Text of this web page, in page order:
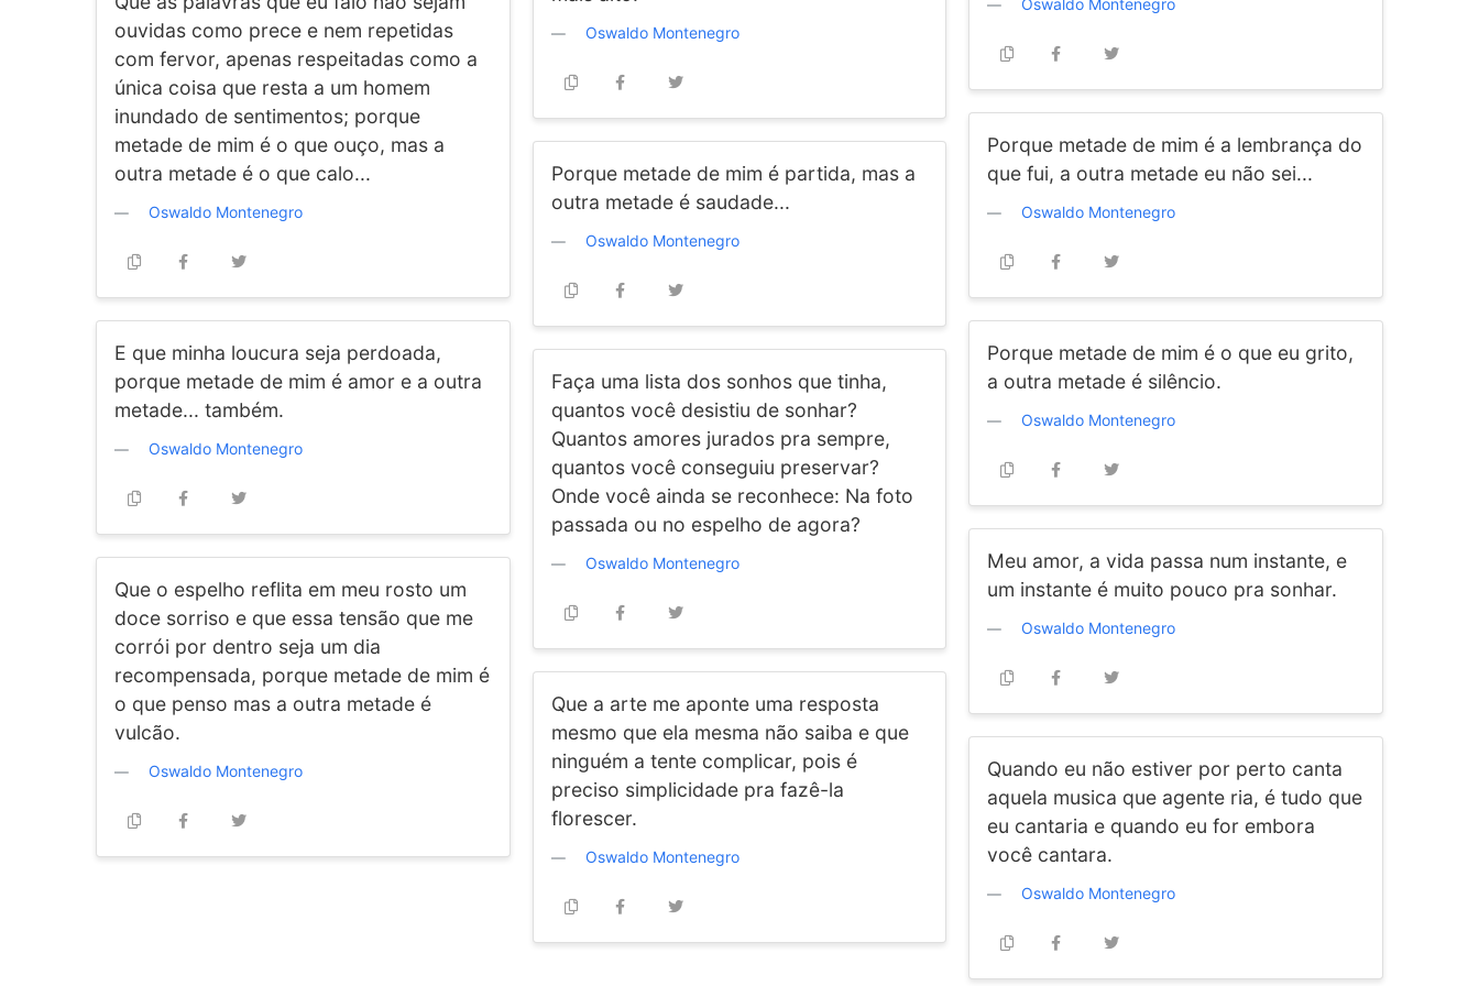
ouvidas como prece e nem repetidas
com fervor, apenas respeitadas como a
única coisa que resta a um homem
inundado de sentimentos; porque
metade de mim é o que ouço, mas a
outra metade é o que calo...
Oswaldo Montenegro
E que minha loucura seja perdoada,
porque metade de mim é amor e a outra
metade... também.
Oswaldo Montenegro
Que o espelho reflita em meu rosto um
doce sorriso e que essa tensão que me
corrói por dentro seja um dia
recompensada, porque metade de mim é
o que penso mas a outra metade é
vulcão.
Oswaldo Montenegro
Oswaldo Montenegro
Porque metade de mim é partida, mas a
outra metade é saudade...
Oswaldo Montenegro
Faça uma lista dos sonhos que tinha,
quantos você desistiu de sonhar?
Quantos amores jurados pra sempre,
quantos você conseguiu preservar?
Onde você ainda se reconhece: Na foto
passada ou no espelho de agora?
Oswaldo Montenegro
Que a arte me aponte uma resposta
mesmo que ela mesma não saiba e que
ninguém a tente complicar, pois é
preciso simplicidade pra fazê-la
florescer.
Oswaldo Montenegro
Oswaldo Montenegro
Porque metade de mim é a lembrança do
que fui, a outra metade eu não sei...
Oswaldo Montenegro
Porque metade de mim é o que eu grito,
a outra metade é silêncio.
Oswaldo Montenegro
Meu amor, a vida passa num instante, e
um instante é muito pouco pra sonhar.
Oswaldo Montenegro
Quando eu não estiver por perto canta
aquela musica que agente ria, é tudo que
eu cantaria e quando eu for embora
você cantara.
Oswaldo Montenegro